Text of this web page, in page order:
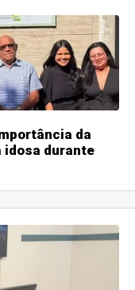
da
idosa durante